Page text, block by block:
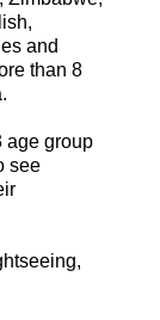
and
than 8
age group
see